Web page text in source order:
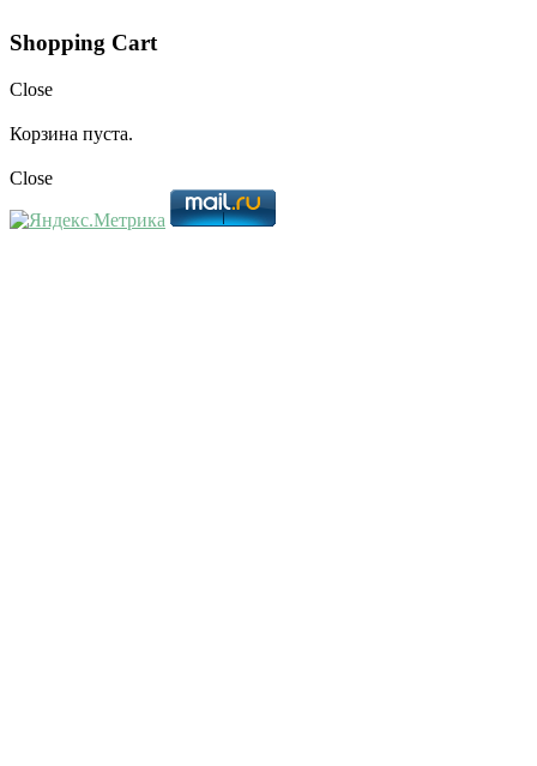
Shopping Cart
Close
Корзина пуста.
Close